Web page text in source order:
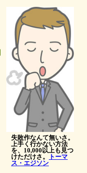
失敗作なんて無いさ。
上手く行かない方法
を、10,000以上も見つ
けただけさ。
トーマ
ス・エジソン